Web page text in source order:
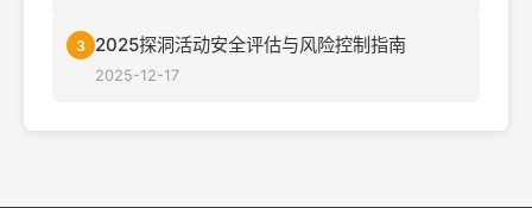
3 2025探洞活动安全评估与风险控制指南
2025-12-17